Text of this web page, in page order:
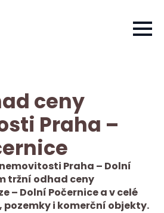
ceny
Praha –
Praha – Dolní
tržní odhad ceny
– Dolní Počernice a v celé
pozemky i komerční objekty.